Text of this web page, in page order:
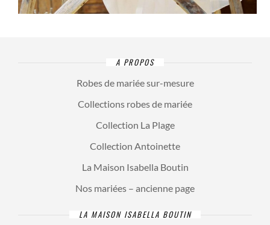
A PROPOS
Robes de mariée sur-mesure
Collections robes de mariée
Collection La Plage
Collection Antoinette
La Maison Isabella Boutin
Nos mariées – ancienne page
LA MAISON ISABELLA BOUTIN